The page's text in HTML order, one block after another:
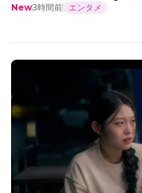
New3時間前 エンタメ